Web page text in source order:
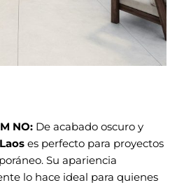
NO:De acabado oscuro y
es perfecto para proyectos
Su apariencia
lo hace ideal para quienes